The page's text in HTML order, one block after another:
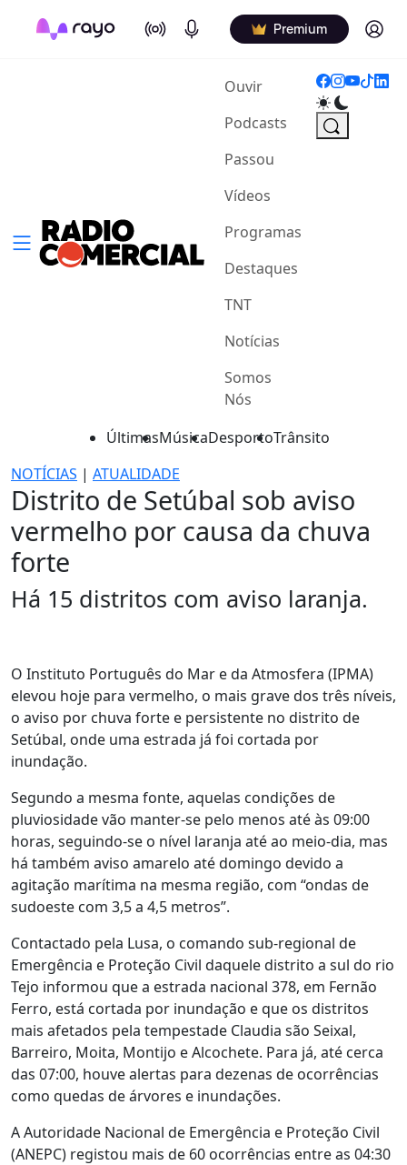
On Air Podcasts Premium Log in
Ouvir(current)
Podcasts
Passou
Vídeos
Programas
Destaques
TNT
Notícias
Somos
Nós
ÚltimasMúsicaDesportoTrânsito
NOTÍCIAS | ATUALIDADE
Distrito de Setúbal sob aviso
vermelho por causa da chuva
forte
Há 15 distritos com aviso laranja.
O Instituto Português do Mar e da Atmosfera (IPMA)
elevou hoje para vermelho, o mais grave dos três níveis,
o aviso por chuva forte e persistente no distrito de
Setúbal, onde uma estrada já foi cortada por
inundação.
Segundo a mesma fonte, aquelas condições de
pluviosidade vão manter-se pelo menos até às 09:00
horas, seguindo-se o nível laranja até ao meio-dia, mas
há também aviso amarelo até domingo devido a
agitação marítima na mesma região, com “ondas de
sudoeste com 3,5 a 4,5 metros”.
Contactado pela Lusa, o comando sub-regional de
Emergência e Proteção Civil daquele distrito a sul do rio
Tejo informou que a estrada nacional 378, em Fernão
Ferro, está cortada por inundação e que os distritos
mais afetados pela tempestade Claudia são Seixal,
Barreiro, Moita, Montijo e Alcochete. Para já, até cerca
das 07:00, houve alertas para dezenas de ocorrências
como quedas de árvores e inundações.
A Autoridade Nacional de Emergência e Proteção Civil
(ANEPC) registou mais de 60 ocorrências entre as 04:30